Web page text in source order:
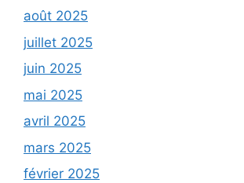
août 2025
juillet 2025
juin 2025
mai 2025
avril 2025
mars 2025
février 2025